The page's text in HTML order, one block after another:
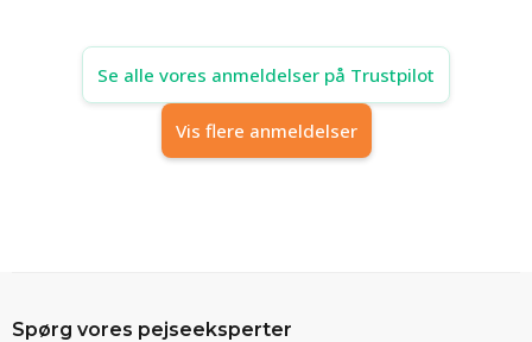
Se alle vores anmeldelser på Trustpilot
Vis flere anmeldelser
Spørg vores pejseeksperter